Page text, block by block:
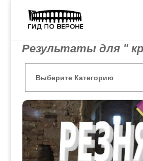
Результаты для "
Династии
Заговоры и войны